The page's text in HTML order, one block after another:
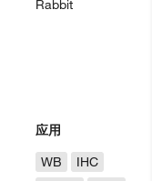
Rabbit
应用
WB
IHC